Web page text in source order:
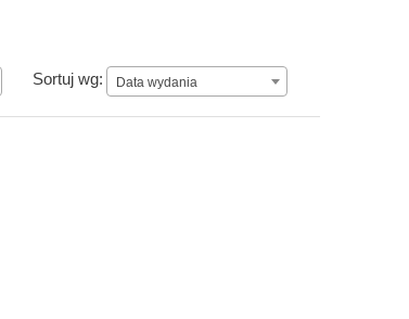
Sortuj wg: Data wydania
Data wydania